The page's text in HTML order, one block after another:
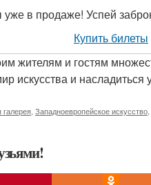
уже в продаже! Успей
Купить билеты
жителям и гостям
искусства и
галерея Западноевропейское искусство